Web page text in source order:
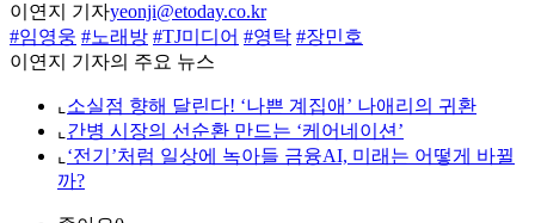
이연지 기자yeonji@etoday.co.kr
#임영웅 #노래방 #TJ미디어 #영탁 #장민호
이연지 기자의 주요 뉴스
⌞ 소실점 향해 달린다! ‘나쁜 계집애’ 나애리의 귀환
⌞ 간병 시장의 선순환 만드는 ‘케어네이션’
⌞ ‘전기’처럼 일상에 녹아들 금융AI, 미래는 어떻게 바뀔
까?